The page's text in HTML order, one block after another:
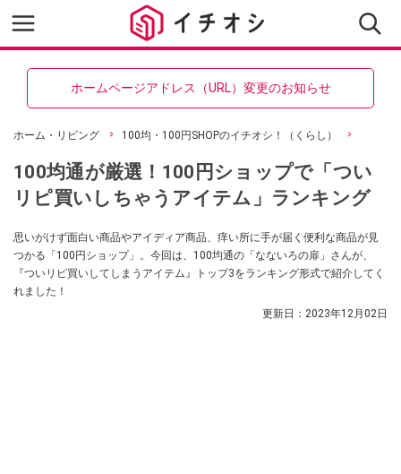
ホームページアドレス（URL）変更のお知らせ
ホーム・リビング 100均・100円SHOPのイチオシ！（くらし）
100均通が厳選！100円ショップで「つい
リピ買いしちゃうアイテム」ランキング
思いがけず面白い商品やアイディア商品、痒い所に手が届く便利な商品が見
つかる「100円ショップ」。今回は、100均通の「なないろの扉」さんが、
『ついリピ買いしてしまうアイテム』トップ3をランキング形式で紹介してく
れました！
更新日： 2023年12月02日